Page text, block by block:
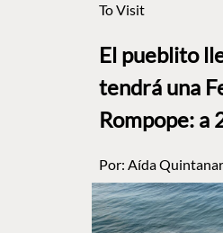
To Visit
El pueblito
tendrá una
Rompope: a
Por: Aída Quintanar